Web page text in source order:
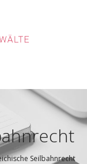
Seilbahnrecht